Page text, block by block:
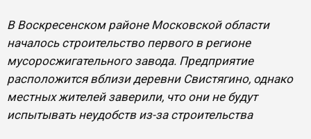
В Воскресенском районе Московской области
началось строительство первого в регионе
мусоросжигательного завода. Предприятие
расположится вблизи деревни Свистягино, однако
местных жителей заверили, что они не будут
испытывать неудобств из-за строительства